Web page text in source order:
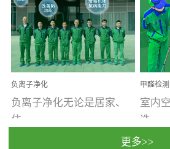
分、通风四个条件影响，
温暖潮湿、营养物质多、
通风缓慢的空间最易滋生
大量霉菌的...
车的
重。
配件
些都
负离子净化
负离子净化无论是居家、
住...
甲醛检测
室内
选...
更多>>